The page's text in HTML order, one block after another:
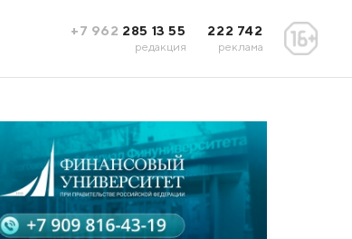
+7 962 285 13 55
редакция
222 742
реклама